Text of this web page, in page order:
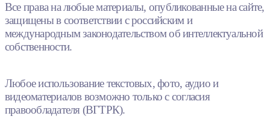
Все права на любые материалы, опубликованные на сайте,
защищены в соответствии с российским и
международным законодательством об интеллектуальной
собственности.
Любое использование текстовых, фото, аудио и
видеоматериалов возможно только с согласия
правообладателя (ВГТРК).